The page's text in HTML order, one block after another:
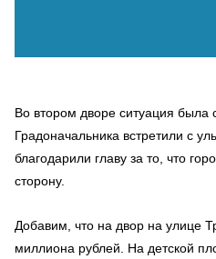
Во втором дворе ситуация была
Градоначальника встретили с
благодарили главу за то, что
сторону.
Добавим, что на двор на улице
миллиона рублей. На детской